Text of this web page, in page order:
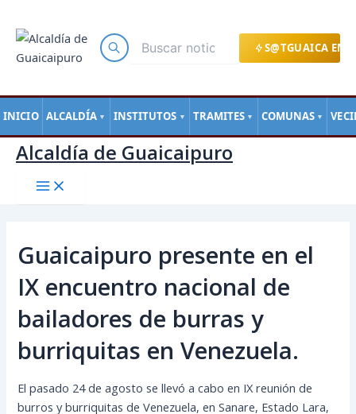
S@TGUAICA EN
INICIO ALCALDÍA ▼ INSTITUTOS ▼ TRAMITES ▼ COMUNAS ▼
contenido
Alcaldía de Guaicaipuro
Guaicaipuro presente en el
IX encuentro nacional de
bailadores de burras y
burriquitas en Venezuela.
El pasado 24 de agosto se llevó a cabo en IX reunión de
burros y burriquitas de Venezuela, en Sanare, Estado Lara,
de
entradas